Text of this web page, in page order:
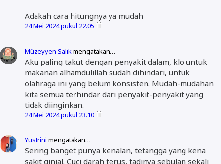
Adakah cara hitungnya ya mudah
24 Mei 2024 pukul 22.05
Müzeyyen Salikmengatakan…
Aku paling takut dengan penyakit dalam, klo untuk
makanan alhamdulillah sudah dihindari, untuk
olahraga ini yang belum konsisten. Mudah-mudahan
kita semua terhindar dari penyakit-penyakit yang
tidak diinginkan.
24 Mei 2024 pukul 23.10
Yustrini mengatakan…
Sering banget punya kenalan, tetangga yang kena
sakit ginjal. Cuci darah terus, tadinya sebulan sekali